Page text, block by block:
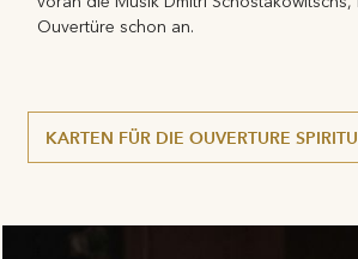
Ouvertüre schon an.
KARTEN FÜR DIE OUVERTURE